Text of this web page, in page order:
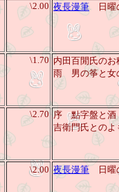
\2.00 夜長漫筆日曜
\1.70 内田百閒氏の
雨 男の筝と女
\2.70 序 點字盤と
吉衛門氏とのよ
\2.00 夜長漫筆 日曜